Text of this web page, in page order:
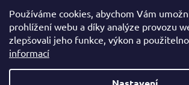
Používáme cookies, abychom Vám
prohlížení webu a díky analýze provozu
zlepšovali jeho funkce, výkon a
informacíFacebook